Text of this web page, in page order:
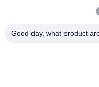
Модуль дисплея плиты
Good day, what product